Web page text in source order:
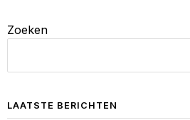
Zoeken
LAATSTE BERICHTEN